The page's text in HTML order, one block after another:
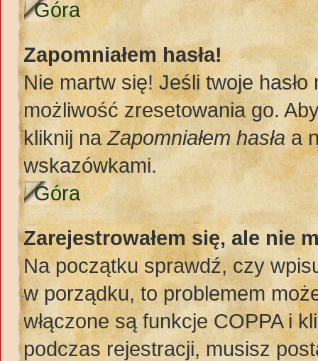
Góra
Zapomniałem hasła!
Nie martw się! Jeśli twoje
możliwość zresetowania go.
kliknij naZapomniałem hasłaa
wskazówkami.
Góra
Zarejestrowałem się, ale nie
Na początku sprawdź, czy
w porządku, to problemem
włączone są funkcje COPPA i
podczas rejestracji, musisz